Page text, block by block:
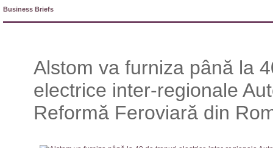
Business Briefs
Alstom va furniza până la
electrice inter-regionale
Reformă Feroviară din